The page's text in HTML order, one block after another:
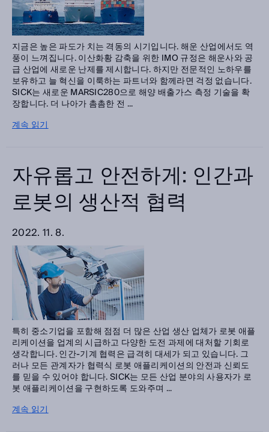
지금은 높은 파도가 치는 격동의 시기입니다. 해운 산업에서도 역
풍이 느껴집니다. 이산화황 감축을 위한 IMO 규정은 해운사와 공
급 산업에 새로운 난제를 제시합니다. 하지만 전문적인 노하우를
보유하고 늘 혁신을 이룩하는 파트너와 함께라면 걱정 없습니다.
SICK는 새로운 MARSIC280으로 해양 배출가스 측정 기술을 확
장합니다. 더 나아가 촘촘한 전 ...
계속 읽기
자유롭고 안전하게: 인간과
로봇의 생산적 협력
2022. 11. 8.
특히 중소기업을 포함해 점점 더 많은 산업 생산 업체가 로봇 애플
리케이션을 업계의 시급하고 다양한 도전 과제에 대처할 기회로
생각합니다. 인간-기계 협력은 급격히 대세가 되고 있습니다. 그
러나 모든 관계자가 협력식 로봇 애플리케이션의 안전과 신뢰도
를 믿을 수 있어야 합니다. SICK는 모든 산업 분야의 사용자가 로
봇 애플리케이션을 구현하도록 도와주며 ...
계속 읽기